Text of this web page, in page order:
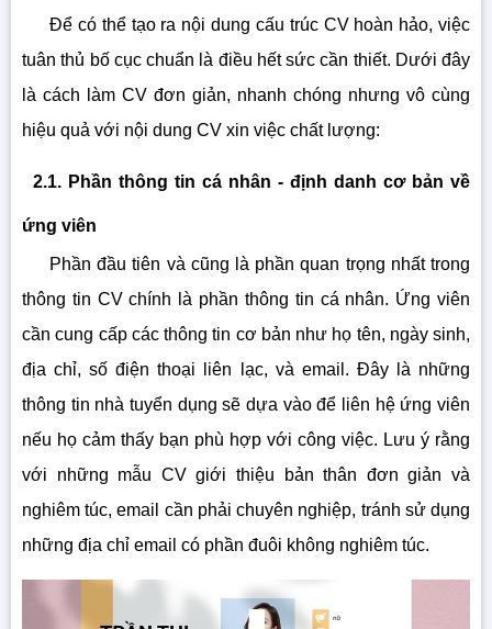
Để có thể tạo ra nội dung cấu trúc CV hoàn hảo, việc
tuân thủ bố cục chuẩn là điều hết sức cần thiết. Dưới đây
là cách làm CV đơn giản, nhanh chóng nhưng vô cùng
hiệu quả với nội dung CV xin việc chất lượng:
2.1. Phần thông tin cá nhân - định danh cơ bản về
ứng viên
Phần đầu tiên và cũng là phần quan trọng nhất trong
thông tin CV chính là phần thông tin cá nhân. Ứng viên
cần cung cấp các thông tin cơ bản như họ tên, ngày sinh,
địa chỉ, số điện thoại liên lạc, và email. Đây là những
thông tin nhà tuyển dụng sẽ dựa vào để liên hệ ứng viên
nếu họ cảm thấy bạn phù hợp với công việc. Lưu ý rằng
với những mẫu CV giới thiệu bản thân đơn giản và
nghiêm túc, email cần phải chuyên nghiệp, tránh sử dụng
những địa chỉ email có phần đuôi không nghiêm túc.